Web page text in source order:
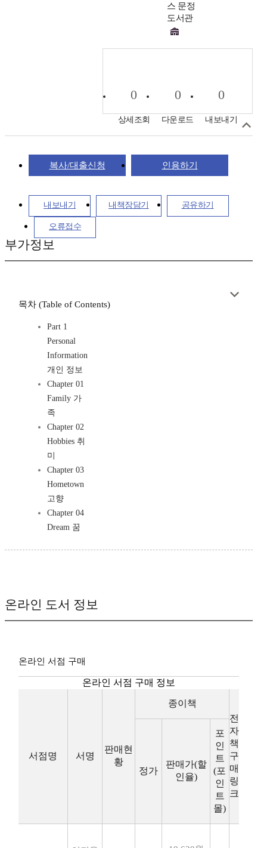
스 문정
도서관
0
상세조회
0
다운로드
0
내보내기
복사/대출신청 인용하기
내보내기 내책장담기 공유하기
오류접수
부가정보
목차 (Table of Contents)
Part 1
Personal
Information
개인 정보
Chapter 01
Family 가
족
Chapter 02
Hobbies 취
미
Chapter 03
Hometown
고향
Chapter 04
Dream 꿈
온라인 도서 정보
온라인 서점 구매
온라인 서점 구매 정보
서점명 서명
판매현
황
종이책
전
자
책
구
매
링
크
정가
판매가(할
인율)
포
인
트
(포
인
트
몰)